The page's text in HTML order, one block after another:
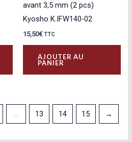
avant 3,5 mm (2 pcs)
Kyosho K.IFW140-02
15,50€ TTC
AJOUTER AU
PANIER
… 13 14 15 →